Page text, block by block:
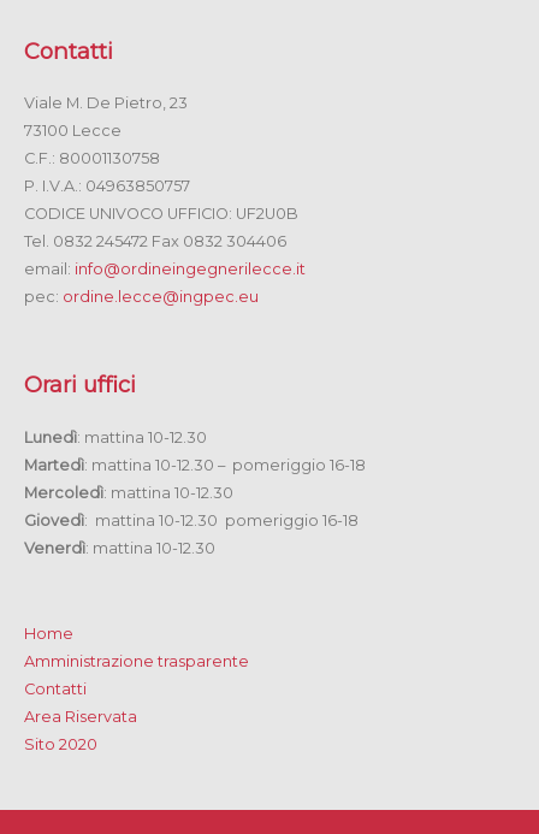
Contatti
Viale M. De Pietro, 23
73100 Lecce
C.F.: 80001130758
P. I.V.A.: 04963850757
CODICE UNIVOCO UFFICIO: UF2U0B
Tel. 0832 245472 Fax 0832 304406
email: info@ordineingegnerilecce.it
pec: ordine.lecce@ingpec.eu
Orari uffici
Lunedì: mattina 10-12.30
Martedì: mattina 10-12.30 – pomeriggio 16-18
Mercoledì: mattina 10-12.30
Giovedì: mattina 10-12.30 pomeriggio 16-18
Venerdì: mattina 10-12.30
Home
Amministrazione trasparente
Contatti
Area Riservata
Sito 2020